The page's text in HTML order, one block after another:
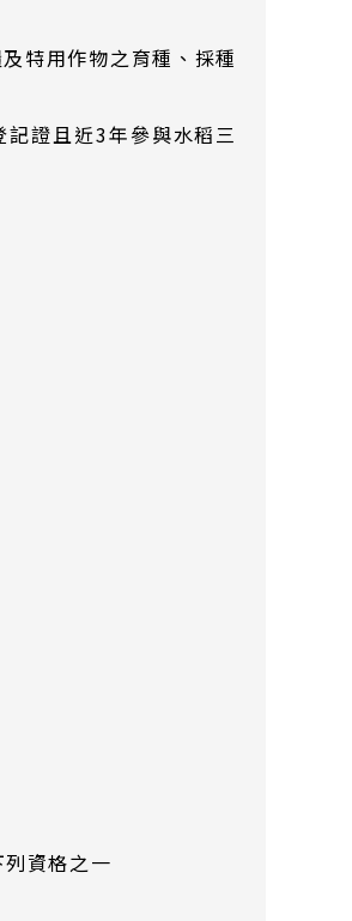
特用作物之育種、採種
證且近3年參與水稻三
資格之一